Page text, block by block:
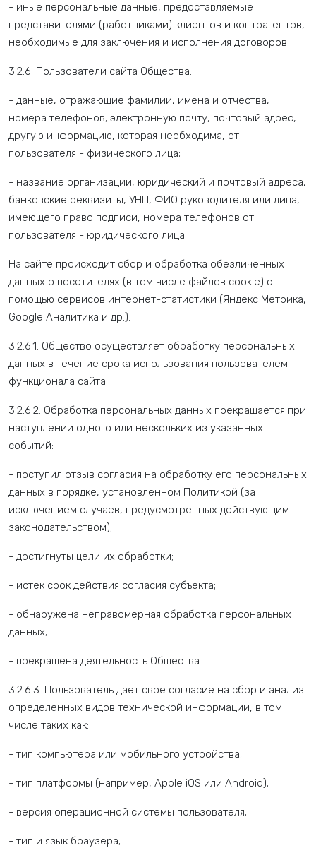
- иные персональные данные, предоставляемые
представителями (работниками) клиентов и контрагентов,
необходимые для заключения и исполнения договоров.
3.2.6. Пользователи сайта Общества:
- данные, отражающие фамилии, имена и отчества,
номера телефонов; электронную почту, почтовый адрес,
другую информацию, которая необходима, от
пользователя - физического лица;
- название организации, юридический и почтовый адреса,
банковские реквизиты, УНП, ФИО руководителя или лица,
имеющего право подписи, номера телефонов от
пользователя - юридического лица.
На сайте происходит сбор и обработка обезличенных
данных о посетителях (в том числе файлов cookie) с
помощью сервисов интернет-статистики (Яндекс Метрика,
Google Аналитика и др.).
3.2.6.1. Общество осуществляет обработку персональных
данных в течение срока использования пользователем
функционала сайта.
3.2.6.2. Обработка персональных данных прекращается при
наступлении одного или нескольких из указанных
событий:
- поступил отзыв согласия на обработку его персональных
данных в порядке, установленном Политикой (за
исключением случаев, предусмотренных действующим
законодательством);
- достигнуты цели их обработки;
- истек срок действия согласия субъекта;
- обнаружена неправомерная обработка персональных
данных;
- прекращена деятельность Общества.
3.2.6.3. Пользователь дает свое согласие на сбор и анализ
определенных видов технической информации, в том
числе таких как:
- тип компьютера или мобильного устройства;
- тип платформы (например, Apple iOS или Android);
- версия операционной системы пользователя;
- тип и язык браузера;